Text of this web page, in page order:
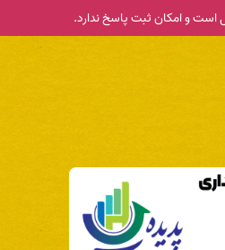
است و امکان ثبت پاسخ ندارد.